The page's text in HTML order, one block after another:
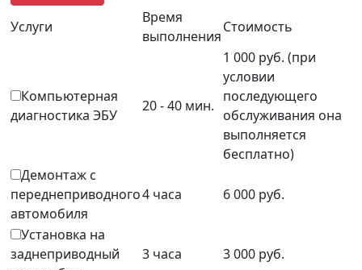
Услуги
Время
выполнения
Стоимость
Компьютерная
диагностика ЭБУ
20 - 40 мин.
1 000 руб. (при
условии
последующего
обслуживания она
выполняется
бесплатно)
Демонтаж с
переднеприводного
автомобиля
4 часа 6 000 руб.
Установка на
заднеприводный
3 часа 3 000 руб.